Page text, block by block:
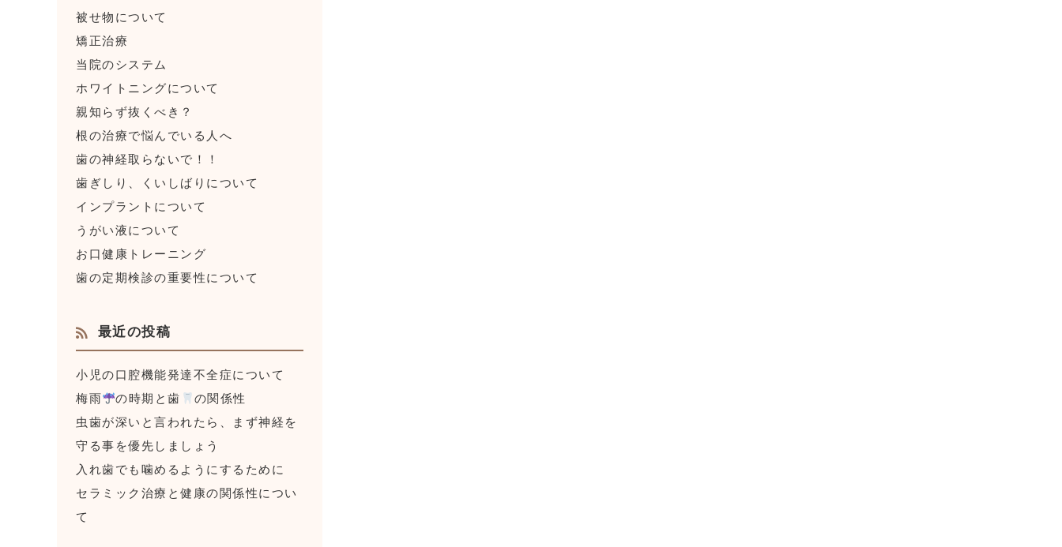
被せ物について
矯正治療
当院のシステム
ホワイトニングについて
親知らず抜くべき？
根の治療で悩んでいる人へ
歯の神経取らないで！！
歯ぎしり、くいしばりについて
インプラントについて
うがい液について
お口健康トレーニング
歯の定期検診の重要性について
最近の投稿
小児の口腔機能発達不全症について
梅雨
の時期と歯
の関係性
虫歯が深いと言われたら、まず神経を
守る事を優先しましょう
入れ歯でも噛めるようにするために
セラミック治療と健康の関係性につい
て